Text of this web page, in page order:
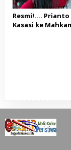
Resmi!…. Prianto
Kasasi ke